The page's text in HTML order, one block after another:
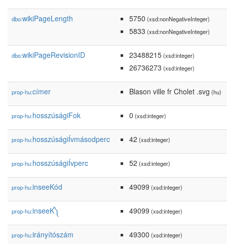
dbo:wikiPageLength 5750 (xsd:nonNegativeInteger)
5833 (xsd:nonNegativeInteger)
dbo:wikiPageRevisionID 23488215(xsd:integer)
26736273 (xsd:integer)
prop-hu:címer Blason ville fr Cholet .svg (hu)
prop-hu:hosszúságiFok 0 (xsd:integer)
prop-hu:hosszúságiÍvmásodperc 42 (xsd:integer)
prop-hu:hosszúságiÍvperc 52 (xsd:integer)
prop-hu:inseeKód 49099 (xsd:integer)
prop-hu:inseeK༽ 49099 (xsd:integer)
prop-hu:irányítószám 49300 (xsd:integer)